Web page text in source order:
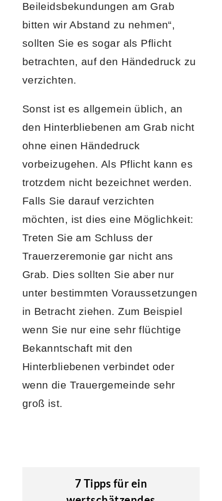
Beileidsbekundungen am Grab
bitten wir Abstand zu nehmen“,
sollten Sie es sogar als Pflicht
betrachten, auf den Händedruck zu
verzichten.
Sonst ist es allgemein üblich, an
den Hinterbliebenen am Grab nicht
ohne einen Händedruck
vorbeizugehen. Als Pflicht kann es
trotzdem nicht bezeichnet werden.
Falls Sie darauf verzichten
möchten, ist dies eine Möglichkeit:
Treten Sie am Schluss der
Trauerzeremonie gar nicht ans
Grab. Dies sollten Sie aber nur
unter bestimmten Voraussetzungen
in Betracht ziehen. Zum Beispiel
wenn Sie nur eine sehr flüchtige
Bekanntschaft mit den
Hinterbliebenen verbindet oder
wenn die Trauergemeinde sehr
groß ist.